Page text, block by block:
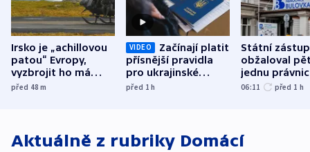
Irsko je „achillovou
patou“ Evropy,
vyzbrojit ho má
Francie
před 48m
VIDEO
Začínají platit
přísnější pravidla
pro ukrajinské
uprchlíky
před 1h
Státní
obžaloval
jednu
osobu v
06:11 před 1 h
Aktuálně z rubriky Domácí